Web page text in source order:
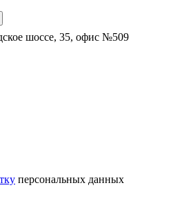
шоссе, 35, офис №509
персональных данных